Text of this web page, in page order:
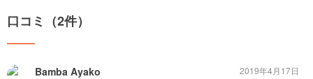
口コミ（2件）
Bamba Ayako
2019年4月17日